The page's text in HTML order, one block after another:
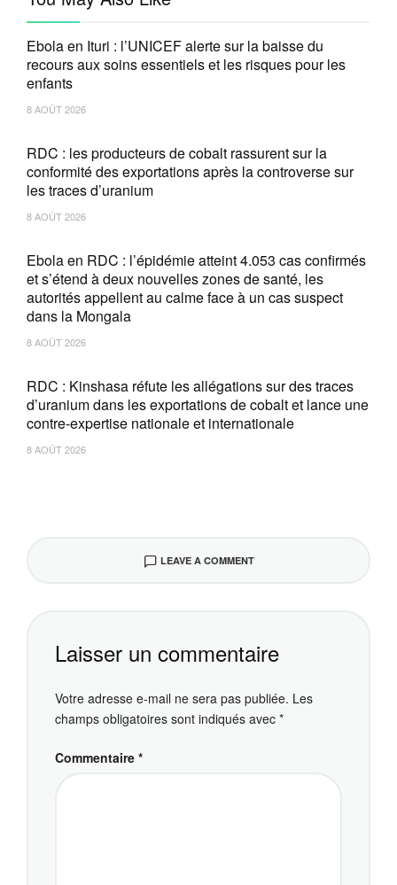
Ebola en Ituri : l’UNICEF alerte sur la baisse du
recours aux soins essentiels et les risques pour les
enfants
8 AOÛT 2026
RDC : les producteurs de cobalt rassurent sur la
conformité des exportations après la controverse sur
les traces d’uranium
8 AOÛT 2026
Ebola en RDC : l’épidémie atteint 4.053 cas confirmés
et s’étend à deux nouvelles zones de santé, les
autorités appellent au calme face à un cas suspect
dans la Mongala
8 AOÛT 2026
RDC : Kinshasa réfute les allégations sur des traces
d’uranium dans les exportations de cobalt et lance une
contre-expertise nationale et internationale
8 AOÛT 2026
LEAVE A COMMENT
Laisser un commentaire
Votre adresse e-mail ne sera pas publiée. Les
champs obligatoires sont indiqués avec *
Commentaire *